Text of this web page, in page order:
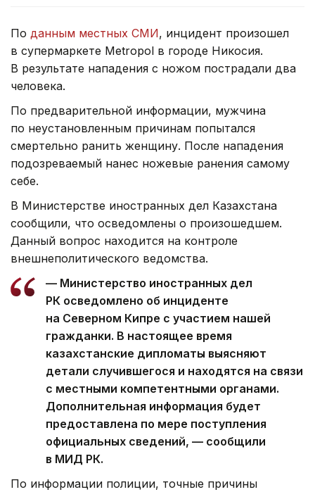
По данным местных СМИ, инцидент произошел
в супермаркете Metropol в городе Никосия.
В результате нападения с ножом пострадали два
человека.
По предварительной информации, мужчина
по неустановленным причинам попытался
смертельно ранить женщину. После нападения
подозреваемый нанес ножевые ранения самому
себе.
В Министерстве иностранных дел Казахстана
сообщили, что осведомлены о произошедшем.
Данный вопрос находится на контроле
внешнеполитического ведомства.
— Министерство иностранных дел
РК осведомлено об инциденте
на Северном Кипре с участием нашей
гражданки. В настоящее время
казахстанские дипломаты выясняют
детали случившегося и находятся на связи
с местными компетентными органами.
Дополнительная информация будет
предоставлена по мере поступления
официальных сведений, — сообщили
в МИД РК.
По информации полиции, точные причины